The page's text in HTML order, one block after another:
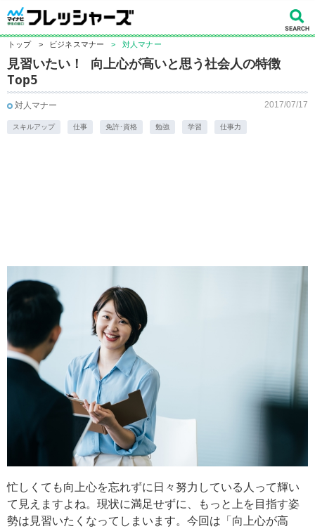
トップ > ビジネスマナー > 対人マナー
見習いたい！ 向上心が高いと思う社会人の特徴
Top5
対人マナー 2017/07/17
スキルアップ 仕事 免許･資格 勉強 学習 仕事力
忙しくても向上心を忘れずに日々努力している人って輝い
て見えますよね。現状に満足せずに、もっと上を目指す姿
勢は見習いたくなってしまいます。今回は「向上心が高